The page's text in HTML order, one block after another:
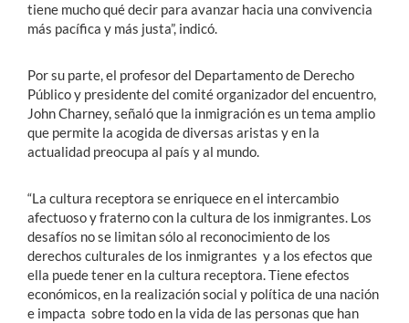
tiene mucho qué decir para avanzar hacia una convivencia
más pacífica y más justa”, indicó.
Por su parte, el profesor del Departamento de Derecho
Público y presidente del comité organizador del encuentro,
John Charney, señaló que la inmigración es un tema amplio
que permite la acogida de diversas aristas y en la
actualidad preocupa al país y al mundo.
“La cultura receptora se enriquece en el intercambio
afectuoso y fraterno con la cultura de los inmigrantes. Los
desafíos no se limitan sólo al reconocimiento de los
derechos culturales de los inmigrantes y a los efectos que
ella puede tener en la cultura receptora. Tiene efectos
económicos, en la realización social y política de una nación
e impacta sobre todo en la vida de las personas que han